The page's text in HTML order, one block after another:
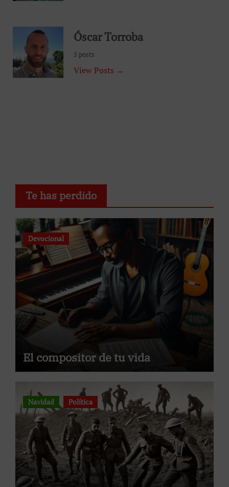
Óscar Torroba
5 posts
View Posts →
Te has perdido
Devocional
El compositor de tu vida
Navidad Política